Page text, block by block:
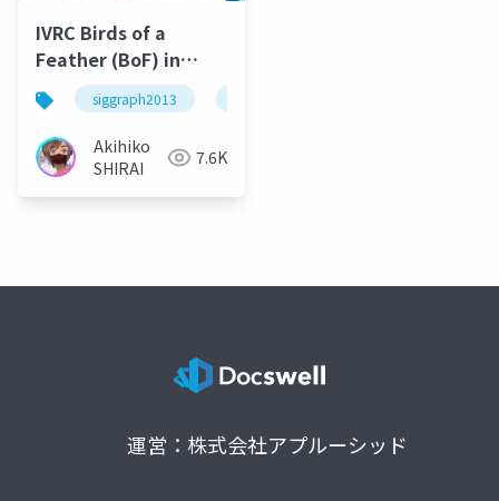
IVRC Birds of a
Feather (BoF) in
SIGRAPH2013
siggraph2013
Akihiko
SHIRAI
7.6K
運営：株式会社アプルーシッド